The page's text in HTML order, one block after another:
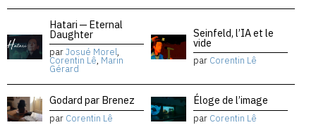
Hatari — Eternal
Daughter
parJosué Morel,
Corentin Lê, Marin
Gérard
Seinfeld, l’IA et le
vide
par Corentin Lê
Godard par Brenez
par Corentin Lê
Éloge de l’image
par Corentin Lê